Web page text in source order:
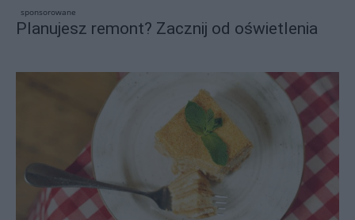
sponsorowane
Planujesz remont? Zacznij od oświetlenia